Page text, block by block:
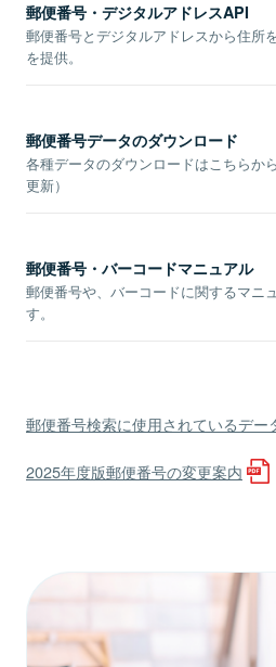
郵便番号・デジタルアドレスAPI
郵便番号とデジタルアドレスから住所
を提供。
郵便番号データのダウンロード
各種データのダウンロードはこちらか
更新）
郵便番号・バーコードマニュアル
郵便番号や、バーコードに関するマニ
す。
郵便番号検索に使用されているデー
2025年度版郵便番号の変更案内